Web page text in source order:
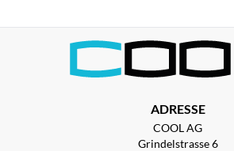
ADRESSE
COOL AG
Grindelstrasse 6